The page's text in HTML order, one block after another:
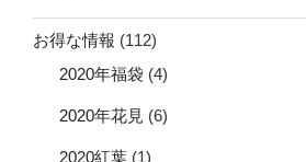
お得な情報 (112)
2020年福袋 (4)
2020年花見 (6)
2020紅葉 (1)